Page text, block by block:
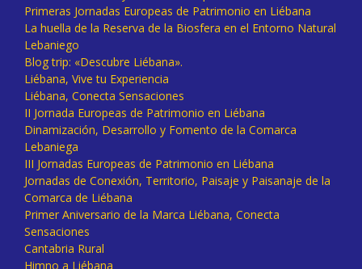
Primeras Jornadas Europeas de Patrimonio en Liébana
La huella de la Reserva de la Biosfera en el Entorno Natural
Lebaniego
Blog trip: «Descubre Liébana».
Liébana, Vive tu Experiencia
Liébana, Conecta Sensaciones
II Jornada Europeas de Patrimonio en Liébana
Dinamización, Desarrollo y Fomento de la Comarca
Lebaniega
III Jornadas Europeas de Patrimonio en Liébana
Jornadas de Conexión, Territorio, Paisaje y Paisanaje de la
Comarca de Liébana
Primer Aniversario de la Marca Liébana, Conecta
Sensaciones
Cantabria Rural
Himno a Liébana